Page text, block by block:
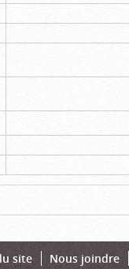
site Nous joindre